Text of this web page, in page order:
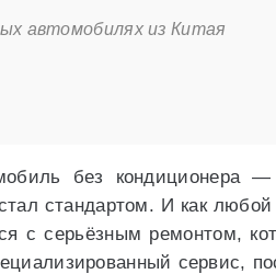
автомобилях из Китая
без кондиционера
стандартом. И как
с серьёзным ремонтом,
сервис,